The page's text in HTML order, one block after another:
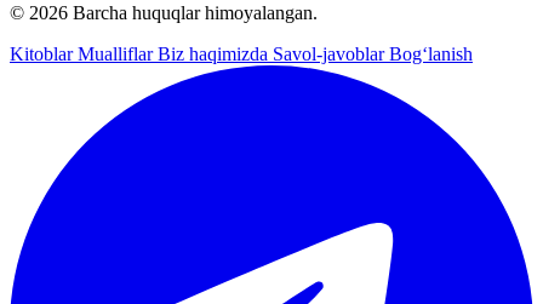
© 2026 Barcha huquqlar himoyalangan.
KitoblarMualliflarBiz haqimizda Savol-javoblarBog‘lanish